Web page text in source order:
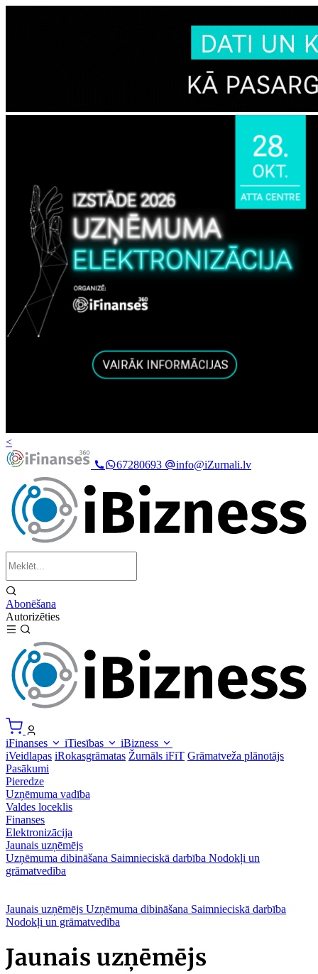
<
67280693
info@iZurnali.lv
Abonēšana
Autorizēties
iFinanses iTiesības
iBizness
iVeidlapas iRokasgrāmatas Žurnāls iFiT Grāmatveža plānotājs
Pasākumi
Pieredze
Uzņēmuma vadība
Valdes loceklis
Finanses
Elektronizācija
Jaunais uzņēmējs
Uzņēmuma dibināšana Saimnieciskā darbība Nodokļi un
grāmatvedība
Jaunais uzņēmējs Uzņēmuma dibināšana Saimnieciskā darbība
Nodokļi un grāmatvedība
Jaunais uzņēmējs